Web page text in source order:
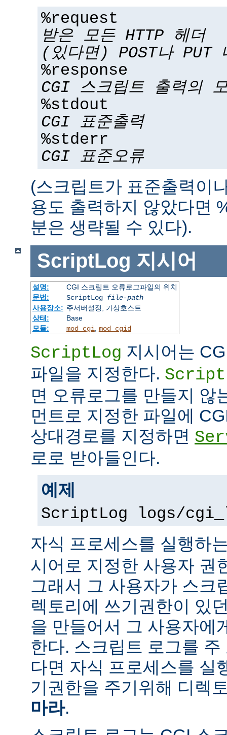
%request
받은 모든 HTTP 헤더
(있다면) POST나 PUT
%response
CGI 스크립트 출력의
%stdout
CGI 표준출력
%stderr
CGI 표준오류
(스크립트가 표준출력이
용도 출력하지 않았다면
분은 생략될 수 있다).
ScriptLog 지시어
설명:
CGI 스크립트 오류로그파일의 위치
문법:
ScriptLog file-path
사용장소: 주서버설정, 가상호스트
상태:
Base
모듈:
mod_cgi mod_cgid
ScriptLog 지시어는
파일을 지정한다.
면 오류로그를 만들지 않
먼트로 지정한 파일에
상대경로를 지정하면
로로 받아들인다.
예제
ScriptLog logs/
자식 프로세스를 실행하
시어로 지정한 사용자 권
그래서 그 사용자가 스크
렉토리에 쓰기권한이 있
을 만들어서 그 사용자에
한다. 스크립트 로그를
다면 자식 프로세스를 실
기권한을 주기위해 디렉
마라.